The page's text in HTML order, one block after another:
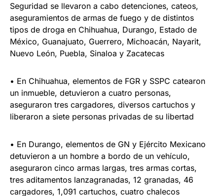
Seguridad se llevaron a cabo detenciones, cateos,
aseguramientos de armas de fuego y de distintos
tipos de droga en Chihuahua, Durango, Estado de
México, Guanajuato, Guerrero, Michoacán, Nayarit,
Nuevo León, Puebla, Sinaloa y Zacatecas
• En Chihuahua, elementos de FGR y SSPC catearon
un inmueble, detuvieron a cuatro personas,
aseguraron tres cargadores, diversos cartuchos y
liberaron a siete personas privadas de su libertad
• En Durango, elementos de GN y Ejército Mexicano
detuvieron a un hombre a bordo de un vehículo,
aseguraron cinco armas largas, tres armas cortas,
tres aditamentos lanzagranadas, 12 granadas, 46
cargadores, 1,091 cartuchos, cuatro chalecos